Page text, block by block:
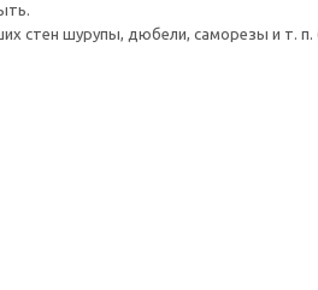
стен шурупы, дюбели, саморезы и т. п.